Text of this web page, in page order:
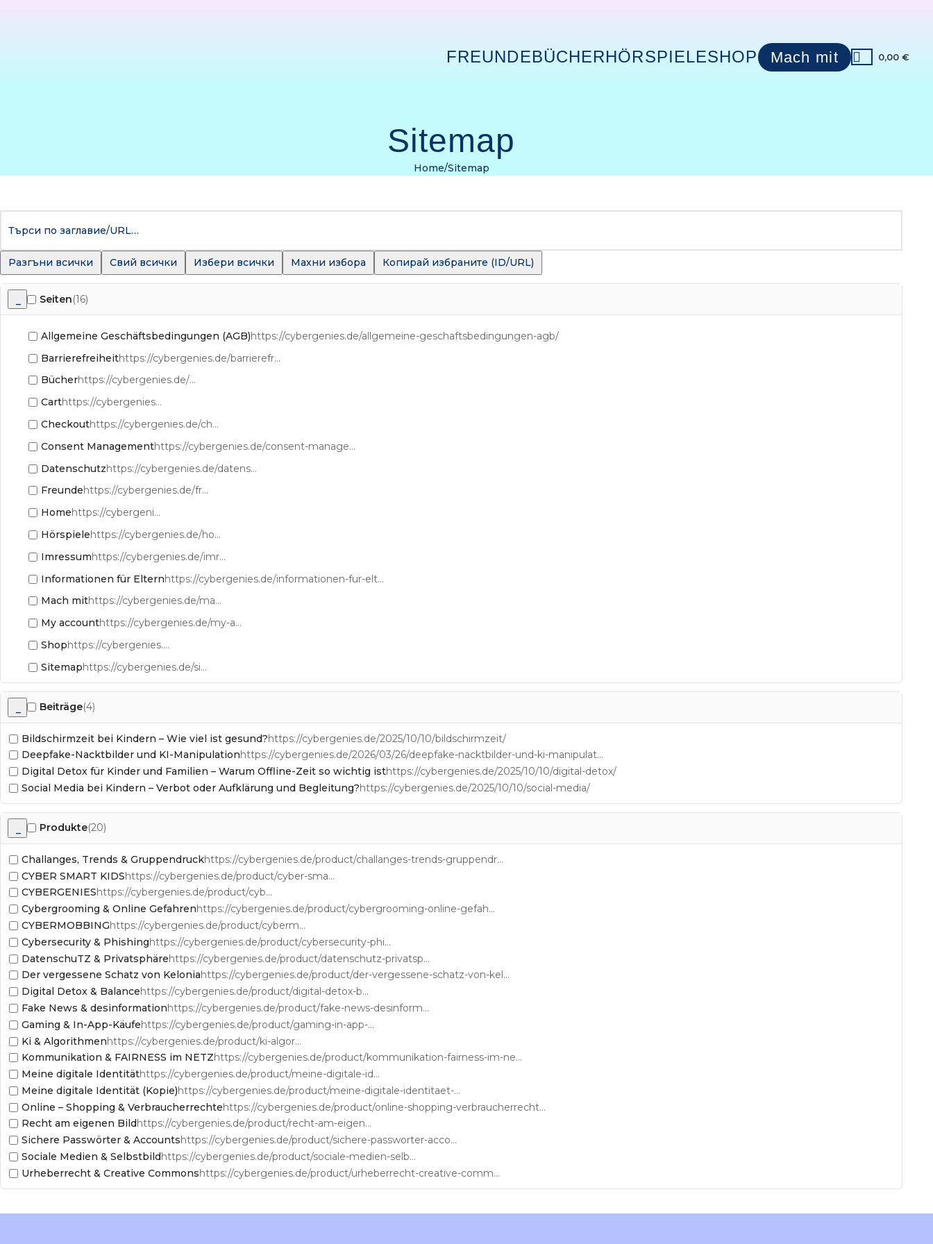
FREUNDEBÜCHERHÖRSPIELESHOP Mach mit 0,00 €
Sitemap
Home Sitemap
Разгъни всички Свий всички Избери всички Махни избора Копирай избраните (ID/URL)
– Seiten(16)
Allgemeine Geschäftsbedingungen (AGB)https://cybergenies.de/allgemeine-geschaftsbedingungen-agb/
Barrierefreiheit
https://cybergenies.de/barrierefreiheit/
Bücher
https://cybergenies.de/bucher/
Cart
https://cybergenies.de/cart/
Checkout
https://cybergenies.de/checkout/
Consent Management
https://cybergenies.de/consent-management/
Datenschutz
https://cybergenies.de/datenschutz/
Freunde
https://cybergenies.de/freunde/
Home
https://cybergenies.de/
Hörspiele
https://cybergenies.de/horspiele/
Imressum
https://cybergenies.de/imressum/
Informationen für Eltern
https://cybergenies.de/informationen-fur-eltern/
Mach mit
https://cybergenies.de/mach-mit/
My account
https://cybergenies.de/my-account/
Shop
https://cybergenies.de/shop/
Sitemap
https://cybergenies.de/sitemap/
– Beiträge(4)
Bildschirmzeit bei Kindern – Wie viel ist gesund?https://cybergenies.de/2025/10/10/bildschirmzeit/
Deepfake-Nacktbilder und KI-Manipulation
https://cybergenies.de/2026/03/26/deepfake-nacktbilder-und-ki-manipulation/
Digital Detox für Kinder und Familien – Warum Offline-Zeit so wichtig isthttps://cybergenies.de/2025/10/10/digital-detox/
Social Media bei Kindern – Verbot oder Aufklärung und Begleitung?https://cybergenies.de/2025/10/10/social-media/
– Produkte(20)
Challanges, Trends & Gruppendruck
https://cybergenies.de/product/challanges-trends-gruppendruck/
CYBER SMART KIDS
https://cybergenies.de/product/cyber-smart-kids/
CYBERGENIES
https://cybergenies.de/product/cybergenies/
Cybergrooming & Online Gefahren
https://cybergenies.de/product/cybergrooming-online-gefahren/
CYBERMOBBING
https://cybergenies.de/product/cybermobbing/
Cybersecurity & Phishing
https://cybergenies.de/product/cybersecurity-phishing/
DatenschuTZ & Privatsphäre
https://cybergenies.de/product/datenschutz-privatsphare/
Der vergessene Schatz von Kelonia
https://cybergenies.de/product/der-vergessene-schatz-von-kelonia/
Digital Detox & Balance
https://cybergenies.de/product/digital-detox-balance/
Fake News & desinformation
https://cybergenies.de/product/fake-news-desinformation/
Gaming & In-App-Käufe
https://cybergenies.de/product/gaming-in-app-kaufe/
Ki & Algorithmen
https://cybergenies.de/product/ki-algorithmen/
Kommunikation & FAIRNESS im NETZ
https://cybergenies.de/product/kommunikation-fairness-im-netz/
Meine digitale Identität
https://cybergenies.de/product/meine-digitale-identitat/
Meine digitale Identität (Kopie)
https://cybergenies.de/product/meine-digitale-identitaet-kopie/
Online – Shopping & Verbraucherrechte
https://cybergenies.de/product/online-shopping-verbraucherrechte/
Recht am eigenen Bild
https://cybergenies.de/product/recht-am-eigenen-bild/
Sichere Passwörter & Accounts
https://cybergenies.de/product/sichere-passworter-accounts/
Sociale Medien & Selbstbild
https://cybergenies.de/product/sociale-medien-selbstbild/
Urheberrecht & Creative Commons
https://cybergenies.de/product/urheberrecht-creative-commons/